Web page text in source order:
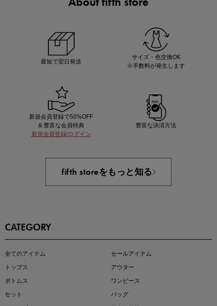
買えば買うほどお得! 最大半額クーポン
最短で翌日発送
サイズ・色交換OK
※手数料が発生します
新規会員登録で50%OFF
& 豊富な会員特典
新規会員登録/ログイン
豊富な決済方法
fifth storeをもっと知る
CATEGORY
全てのアイテム
セールアイテム
トップス
アウター
ボトムス
ワンピース
セット
バッグ